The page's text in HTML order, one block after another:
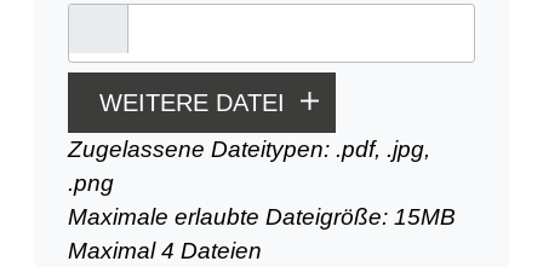
WEITERE DATEI
Zugelassene Dateitypen: .pdf, .jpg,
.png
Maximale erlaubte Dateigröße: 15MB
Maximal 4 Dateien